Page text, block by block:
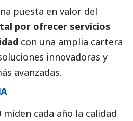
puesta en valor del
por ofrecer servicios
con una amplia cartera
innovadoras y
avanzadas.
miden cada año la calidad